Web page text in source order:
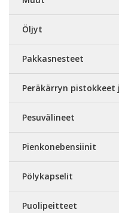
Öljyt
Pakkasnesteet
Peräkärryn
Pesuvälineet
Pienkonebensiinit
Pölykapselit
Puolipeitteet